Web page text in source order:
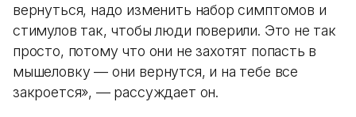
вернуться, надо изменить набор симптомов и
стимулов так, чтобы люди поверили. Это не так
просто, потому что они не захотят попасть в
мышеловку — они вернутся, и на тебе все
закроется», — рассуждает он.